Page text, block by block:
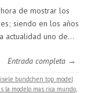
de mostrar los
siendo en los años
actualidad uno de…
Entrada completa →
bundchen top model
la modelo mas rica mundo,